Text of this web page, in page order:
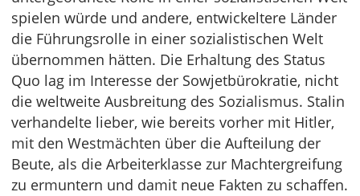
spielen würde und andere, entwickeltere Länder
die Führungsrolle in einer sozialistischen Welt
übernommen hätten. Die Erhaltung des Status
Quo lag im Interesse der Sowjetbürokratie, nicht
die weltweite Ausbreitung des Sozialismus. Stalin
verhandelte lieber, wie bereits vorher mit Hitler,
mit den Westmächten über die Aufteilung der
Beute, als die Arbeiterklasse zur Machtergreifung
zu ermuntern und damit neue Fakten zu schaffen.